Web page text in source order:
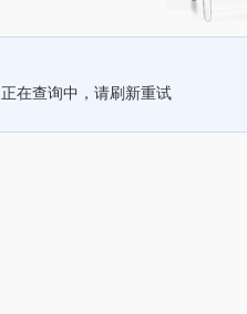
正在查询中，请刷新重试